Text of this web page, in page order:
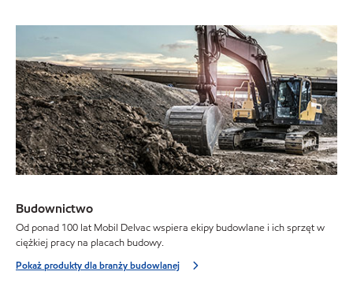
Budownictwo
Od ponad 100 lat Mobil Delvac wspiera ekipy budowlane i ich sprzęt w
ciężkiej pracy na placach budowy.
Pokaż produkty dla branży budowlanej